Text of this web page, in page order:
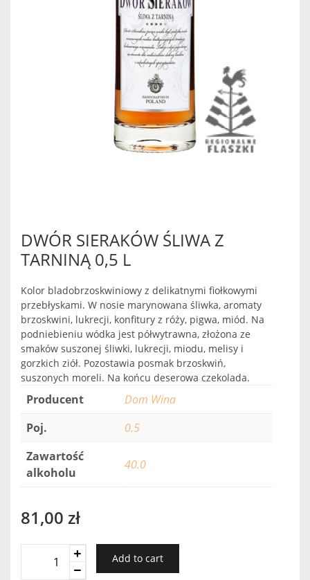
DWÓR SIERAKÓW ŚLIWA Z
TARNINĄ 0,5 L
Kolor bladobrzoskwiniowy z delikatnymi fiołkowymi
przebłyskami. W nosie marynowana śliwka, aromaty
brzoskwini, lukrecji, konfitury z róży, pigwa, miód. Na
podniebieniu wódka jest półwytrawna, złożona ze
smaków suszonej śliwki, lukrecji, miodu, melisy i
gorzkich ziół. Pozostawia posmak brzoskwiń,
suszonych moreli. Na końcu deserowa czekolada.
Producent
Dom Wina
Poj.
0.5
Zawartość
alkoholu
40.0
81,00 zł
SIERAKÓW
Add to cart